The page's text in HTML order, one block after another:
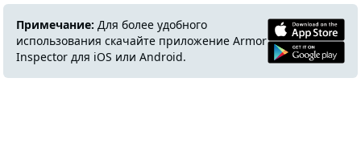
Примечание: Для более удобного
использования скачайте приложение Armor
Inspector для iOS или Android.